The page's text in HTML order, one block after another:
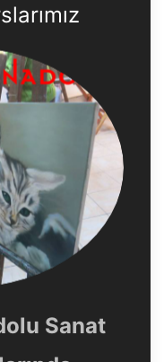
Sanat